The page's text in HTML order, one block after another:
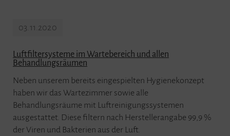
03.11.2020
Luftfiltersysteme im Wartebereich und allen
Behandlungsräumen
Neben unserem bereits eingespielten Hygienekonzept
haben wir das Wartezimmer sowie alle
Behandlungsräume mit Luftreinigungssystemen
ausgestattet. Diese filtern nach Herstellerangabe 99,9 %
der Viren und Bakterien aus der Luft.